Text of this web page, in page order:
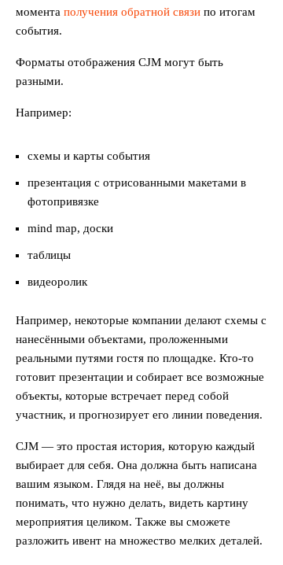
момента получения обратной связи по итогам
события.
Форматы отображения CJM могут быть
разными.
Например:
схемы и карты события
презентация с отрисованными макетами в
фотопривязке
mind map, доски
таблицы
видеоролик
Например, некоторые компании делают схемы с
нанесёнными объектами, проложенными
реальными путями гостя по площадке. Кто-то
готовит презентации и собирает все возможные
объекты, которые встречает перед собой
участник, и прогнозирует его линии поведения.
CJM — это простая история, которую каждый
выбирает для себя. Она должна быть написана
вашим языком. Глядя на неё, вы должны
понимать, что нужно делать, видеть картину
мероприятия целиком. Также вы сможете
разложить ивент на множество мелких деталей.